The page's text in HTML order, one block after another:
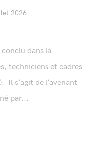
2026
dans la
techniciens et cadres
Il s’agit de l’avenant
par...